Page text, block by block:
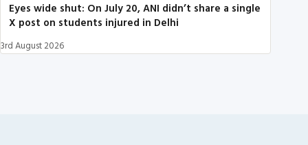
Eyes wide shut: On July 20, ANI didn’t share a single
X post on students injured in Delhi
3rd August 2026